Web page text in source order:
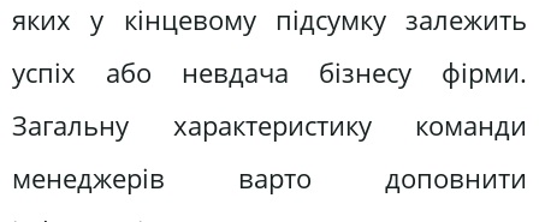
яких у кінцевому підсумку залежить
успіх або невдача бізнесу фірми.
Загальну характеристику команди
менеджерів варто доповнити